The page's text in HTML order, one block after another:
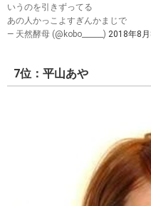
いうのを引きずってる
あの人かっこよすぎんかまじで
— 天然酵母 (@kobo______) 2018年8月
7位：平山あや